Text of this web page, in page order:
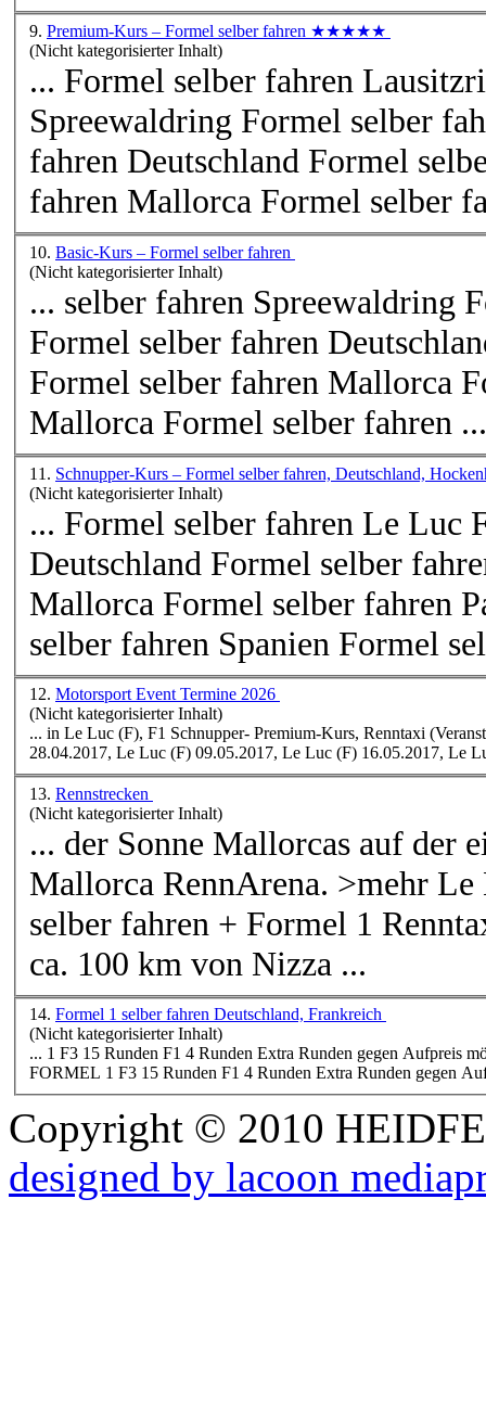
9. Premium-Kurs – Formel selber fahren ★★★★★
(Nicht kategorisierter Inhalt)
... Formel selber fahren
Spreewaldring Formel selber
fahren Deutschland Formel
fahren Mallorca Formel selber
10. Basic-Kurs – Formel selber fahren
(Nicht kategorisierter Inhalt)
... selber fahren Spreewaldring
Formel selber fahren
Formel selber fahren Mallorca
Mallorca Formel selber fahren ...
11. Schnupper-Kurs – Formel selber fahren, Deutschland,
(Nicht kategorisierter Inhalt)
... Formel selber fahren Le Luc
Deutschland Formel selber
Mallorca Formel selber fahren
selber fahren Spanien Formel
12. Motorsport Event Termine 2026
(Nicht kategorisierter Inhalt)
... in Le Luc
28.04.2017, Le Luc (F) 09.05.2017, Le Luc (F) 16.05.2017, Le
13. Rennstrecken
(Nicht kategorisierter Inhalt)
... der Sonne Mallorcas auf der
Mallorca RennArena. >mehr Le
ca. 100 km von Nizza ...
14. Formel 1 selber fahren Deutschland, Frankreich
(Nicht kategorisierter Inhalt)
Copyright © 2010
designed by lacoon